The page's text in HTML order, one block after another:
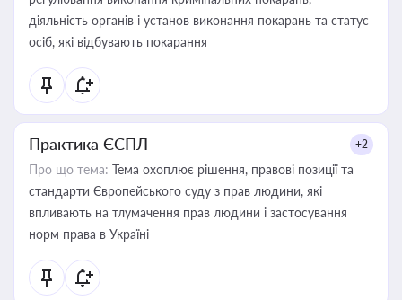
діяльність органів і установ виконання покарань та статус
осіб, які відбувають покарання
Практика ЄСПЛ +2
Про що тема: Тема охоплює рішення, правові позиції та
стандарти Європейського суду з прав людини, які
впливають на тлумачення прав людини і застосування
норм права в Україні